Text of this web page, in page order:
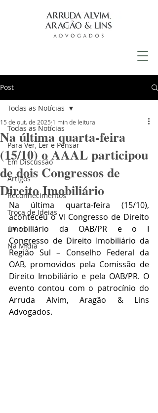
Post
Todas as Notícias
Para Ver, Ler e Pensar
Em Discussão
Artigos
Reconhecimentos
Troca de Ideias
Livros
Na Mídia
Todas as Notícias
Na última quarta-feira
(15/10) o AAAL participou
de dois Congressos de
Direito Imobiliário
15 de out. de 2025 1 min de leitura
Na última quarta-feira (15/10),
aconteceu o VI Congresso de Direito
Imobiliário da OAB/PR e o I
Congresso de Direito Imobiliário da
Região Sul – Conselho Federal da
OAB, promovidos pela Comissão de
Direito Imobiliário e pela OAB/PR. O
evento contou com o patrocínio do
Arruda Alvim, Aragão & Lins
Advogados.